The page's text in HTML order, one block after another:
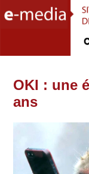
OKI : une
ans